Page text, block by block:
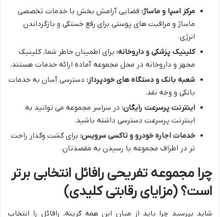
مرکز اسپا و ماساژ: فضایی آرامش بخش با خدمات تخصصی
ماساژ و مراقبت های پوستی برای رفع خستگی و بازگرداندن
انرژی.
کلینیک پزشکی و داروخانه: برای اطمینان خاطر شما، کلینیک
مجهز و داروخانه در محل مجموعه آماده ارائه خدمات هستند.
شعبه بانک و دستگاه های خودپرداز: دسترسی آسان به خدمات
بانکی و وجه نقد.
اینترنت پرسرعت رایگان: در سراسر مجموعه می توانید به
اینترنت پرسرعت دسترسی داشته باشید.
خدمات اجاره خودرو و تاکسی سرویس: برای گشت وگذار راحت
تر در اطراف مجموعه یا رسیدن به مقصدتان.
چرا مجموعه تفریحی رافائل انتخابی برتر
است؟ (مزایای رقابتی کلیدی)
شاید بپرسید چرا باید از میان این همه گزینه، رافائل را انتخاب